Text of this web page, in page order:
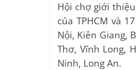
Hội chợ giới
của TPHCM và
Nội, Kiên Giang,
Thơ, Vĩnh Long,
Ninh, Long An.